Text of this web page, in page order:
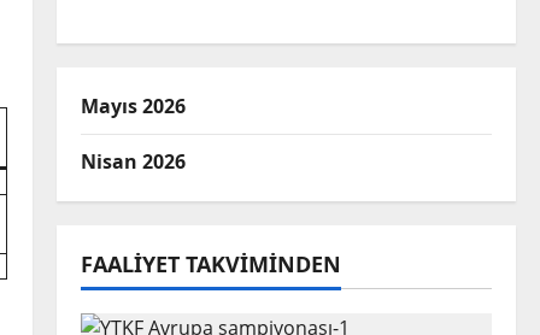
Mayıs 2026
Nisan 2026
FAALIYET TAKVIMINDEN